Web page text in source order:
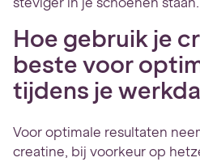
Hoe gebruik je
beste voor
tijdens je
Voor optimale resultaten
creatine, bij voorkeur op